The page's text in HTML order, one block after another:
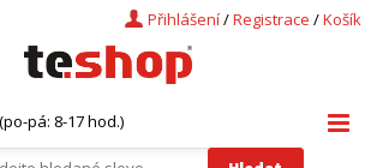
Košík
/
Registrace
/
Přihlášení
(po-pá: 8-17 hod.)